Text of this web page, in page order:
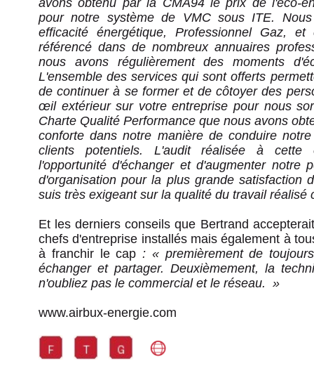
avons obtenu par la CMA94 le prix de l'éco-
pour notre système de VMC sous ITE.
efficacité énergétique, Professionnel Gaz,
référencé dans de nombreux annuaires
nous avons régulièrement des moments
L'ensemble des services qui sont offerts
de continuer à se former et de côtoyer des
œil extérieur sur votre entreprise pour nous
Charte Qualité Performance que nous avons
conforte dans notre manière de conduire
clients potentiels. L'audit réalisée à cette
l'opportunité d'échanger et d'augmenter notre
d'organisation pour la plus grande satisfaction
suis très exigeant sur la qualité du travail réalisé
Et les derniers conseils que Bertrand
chefs d'entreprise installés mais également à
à franchir le cap : « premièrement de
échanger et partager. Deuxièmement, la
n'oubliez pas le commercial et le réseau. »
www.airbux-energie.com